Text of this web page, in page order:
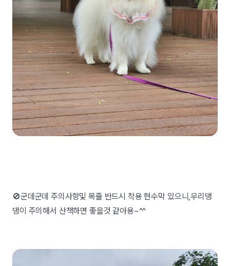
🚫군데군데 주의사항및 목줄 반드시 착용 현수막 있으니,우리댕
댕이 주의해서 산책하면 좋을것 같아용~^^